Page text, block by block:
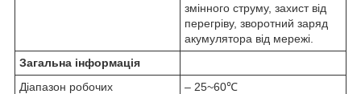
змінного струму, захист від
перегріву, зворотний заряд
акумулятора від мережі.
Загальна інформація
Діапазон робочих
– 25~60℃